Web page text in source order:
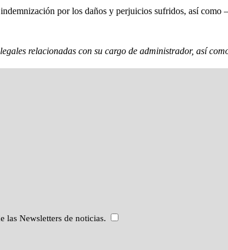
por los daños y perjuicios sufridos, así como
relacionadas con su cargo de administrador, así
las Newsletters de noticias.